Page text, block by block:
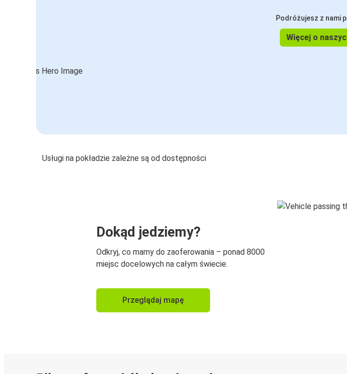
Podróżujesz z nami
Więcej o
Usługi na pokładzie zależne są od dostępności
Dokąd jedziemy?
Odkryj, co mamy do zaoferowania – ponad 8000
miejsc docelowych na całym świecie.
Przeglądaj mapę